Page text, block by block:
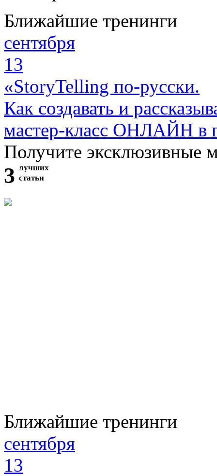
Ближайшие тренинги
сентября
13
«StoryTelling по-русски.
Как создавать и
мастер-класс ОНЛАЙН в
Получите эксклюзивные
3 лучших
статьи
Ближайшие тренинги
сентября
13